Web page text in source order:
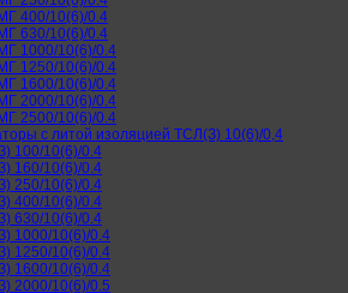
400/10(6)/0.4
630/10(6)/0.4
1000/10(6)/0.4
1250/10(6)/0.4
1600/10(6)/0.4
2000/10(6)/0.4
2500/10(6)/0.4
с литой изоляцией ТСЛ(З) 10(6)/0,4
100/10(6)/0.4
160/10(6)/0.4
250/10(6)/0.4
400/10(6)/0.4
630/10(6)/0.4
1000/10(6)/0.4
1250/10(6)/0.4
1600/10(6)/0.4
2000/10(6)/0.5